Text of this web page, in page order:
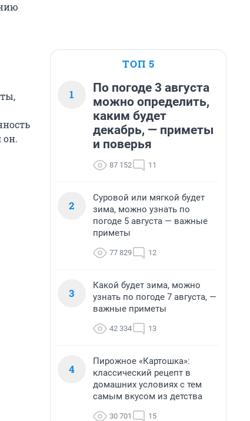
он.
ТОП 5
1
По погоде 3 августа
можно определить,
каким будет
декабрь, — приметы
и поверья
87 152 11
2
Суровой или мягкой будет
зима, можно узнать по
погоде 5 августа — важные
приметы
77 829 12
3
Какой будет зима, можно
узнать по погоде 7 августа, —
важные приметы
42 334 13
4
Пирожное «Картошка»:
классический рецепт в
домашних условиях с тем
самым вкусом из детства
30 701 15